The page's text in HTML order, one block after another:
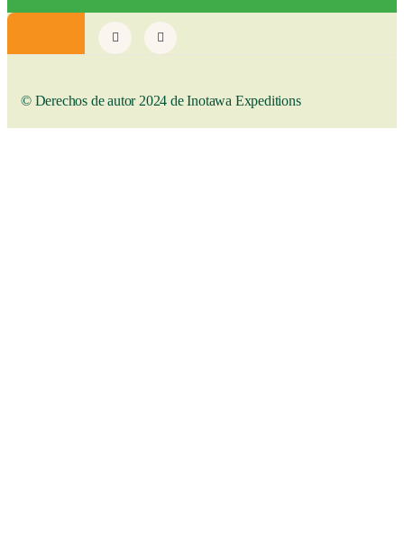
© Derechos de autor 2024 de Inotawa Expeditions